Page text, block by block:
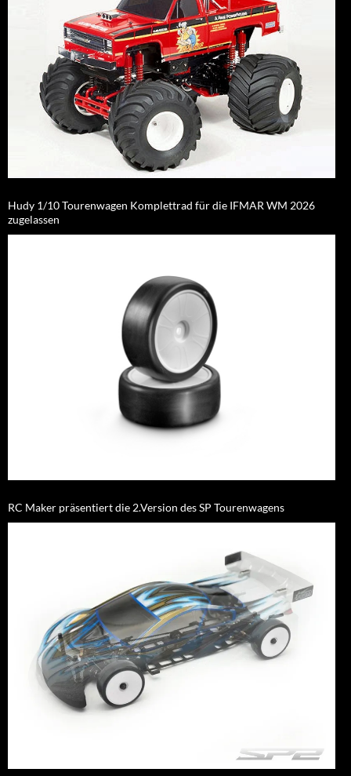
Hudy 1/10 Tourenwagen Komplettrad für die IFMAR WM 2026
zugelassen
RC Maker präsentiert die 2.Version des SP Tourenwagens